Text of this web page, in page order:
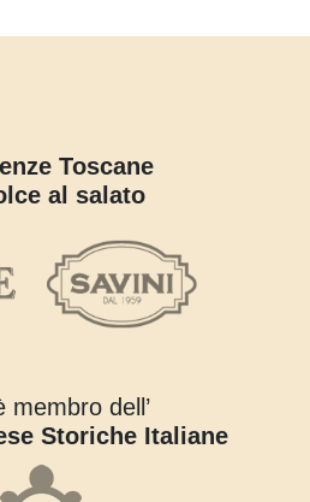
Toscane
al salato
membro dell’
Storiche Italiane